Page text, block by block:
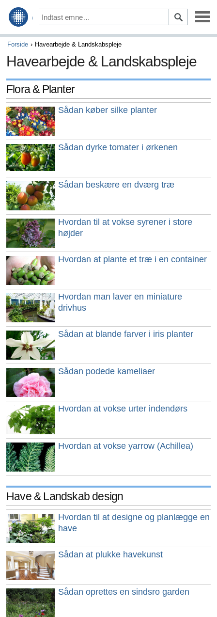
Design & Dekoration
Opbygning & Remodellering
Havearbejde & Landskabspleje
Husholdning & Husholdning
Hjem vedligeholdelse & Reparation
Grøn stue
Forside Havearbejde & Landskabspleje
Havearbejde & Landskabspleje
Flora & Planter
Sådan køber silke planter
Sådan dyrke tomater i ørkenen
Sådan beskære en dværg træ
Hvordan til at vokse syrener i store
højder
Hvordan at plante et træ i en container
Hvordan man laver en miniature
drivhus
Sådan at blande farver i iris planter
Sådan podede kameliaer
Hvordan at vokse urter indendørs
Hvordan at vokse yarrow (Achillea)
Have & Landskab design
Hvordan til at designe og planlægge en
have
Sådan at plukke havekunst
Sådan oprettes en sindsro garden